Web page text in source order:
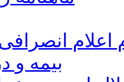
اعلام انصرافی
بيمه و